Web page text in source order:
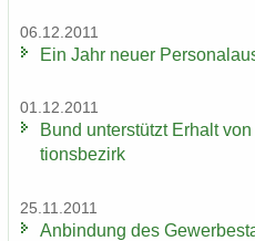
06.12.2011
Ein Jahr neuer
01.12.2011
Bund un­ter­stützt Er­halt
ti­ons­be­zirk
25.11.2011
An­bin­dung des